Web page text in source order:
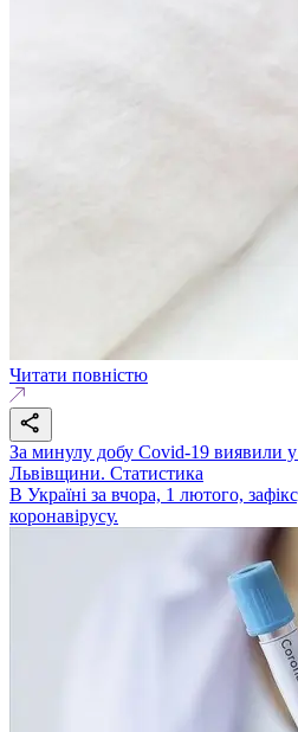
Читати повністю
За минулу добу Covid-19 виявили
Львівщини. Статистика
В Україні за вчора, 1 лютого,
коронавірусу.